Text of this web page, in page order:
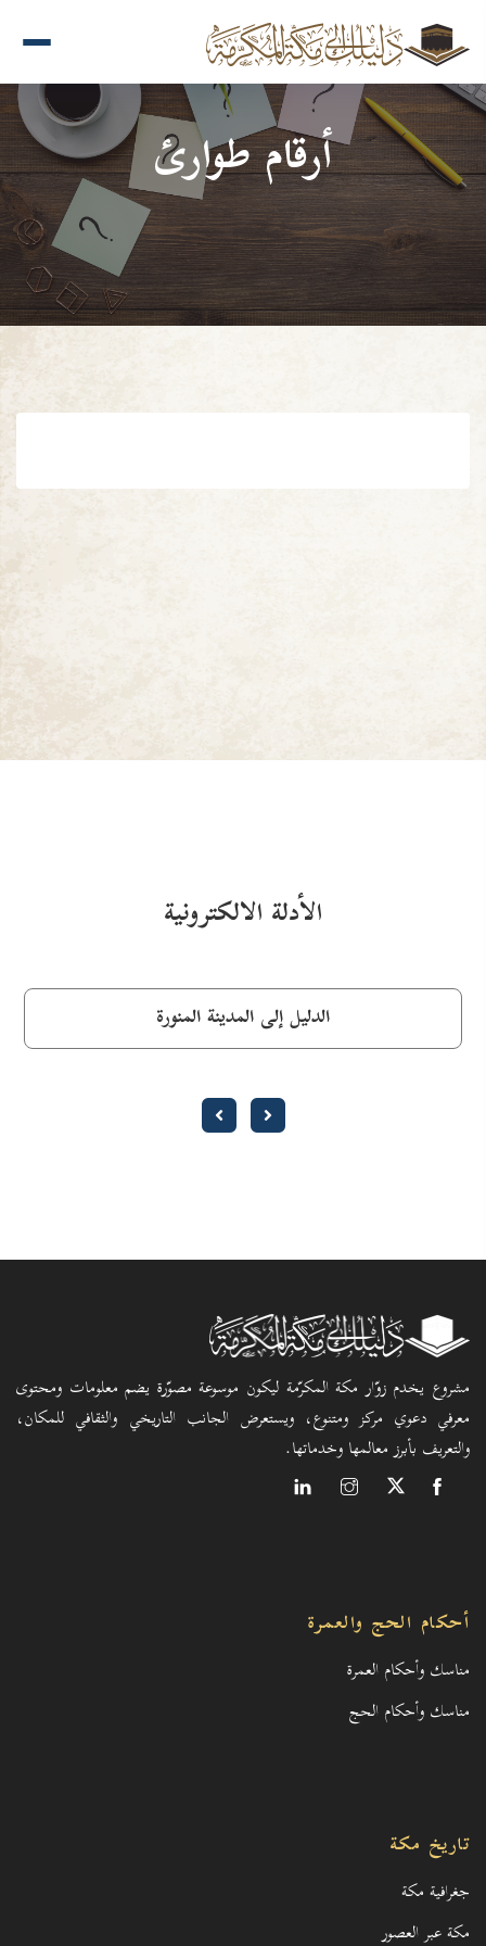
أرقام طوارئ
الأدلة الالكترونية
الدليل إلى المدينة المنورة
مشروع يخدم زوّار مكة المكرّمة ليكون موسوعة مصوّرة يضم معلومات ومحتوى
معرفي دعوي مركز ومتنوع، ويستعرض الجانب التاريخي والثقافي للمكان،
والتعريف بأبرز معالمها وخدماتها.
أحكام الحج والعمرة
مناسك وأحكام العمرة
مناسك وأحكام الحج
تاريخ مكة
جغرافية مكة
مكة عبر العصور